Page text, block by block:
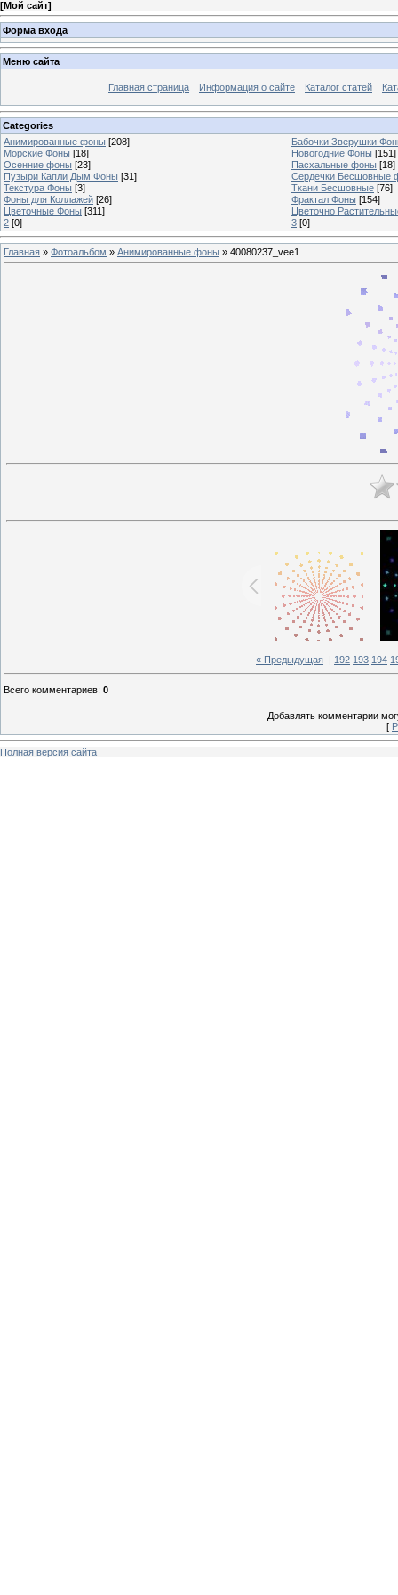
[Мой сайт]
Форма входа
Меню сайта
Главная страница Информация о сайте Каталог статей
Categories
Анимированные фоны [208]
Бабочки Зверушки
Морские Фоны [18] Новогодние Фоны [151]
Осенние фоны [23] Пасхальные фоны [18]
Пузыри Капли Дым Фоны [31]
Сердечки Бесшовные
Текстура Фоны [3] Ткани Бесшовные [76]
Фоны для Коллажей [26] Фрактал Фоны [154]
Цветочные Фоны [311]
Цветочно
2 [0] 3 [0]
Главная » Фотоальбом » Анимированные фоны » 40080237_vee1
« Предыдущая 192 193 194
Всего комментариев: 0
Добавлять комментарии
[
Полная версия сайта